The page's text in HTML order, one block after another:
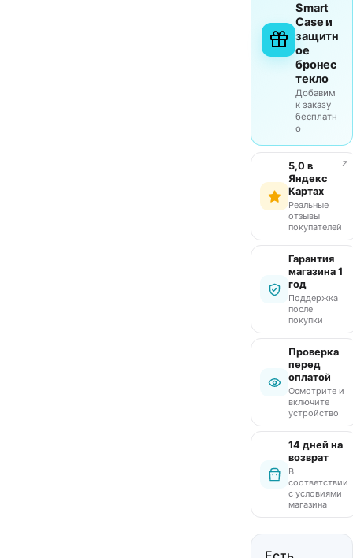
Smart
Case и
защитн
ое
бронес
текло
Добавим
к заказу
бесплатн
о
5,0 в
Яндекс
Картах
Реальные
отзывы
покупателей
↗
Гарантия
магазина 1
год
Поддержка
после
покупки
Проверка
перед
оплатой
Осмотрите и
включите
устройство
14 дней на
возврат
В
соответствии
с условиями
магазина